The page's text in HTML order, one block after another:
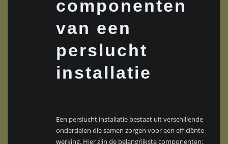
componenten
van een
perslucht
installatie
Een perslucht installatie bestaat uit verschillende
onderdelen die samen zorgen voor een efficiënte
werking. Hier zijn de belangrijkste componenten: